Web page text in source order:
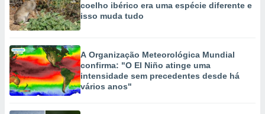
coelho ibérico era uma espécie diferente e
isso muda tudo
A Organização Meteorológica Mundial
confirma: "O El Niño atinge uma
intensidade sem precedentes desde há
vários anos"